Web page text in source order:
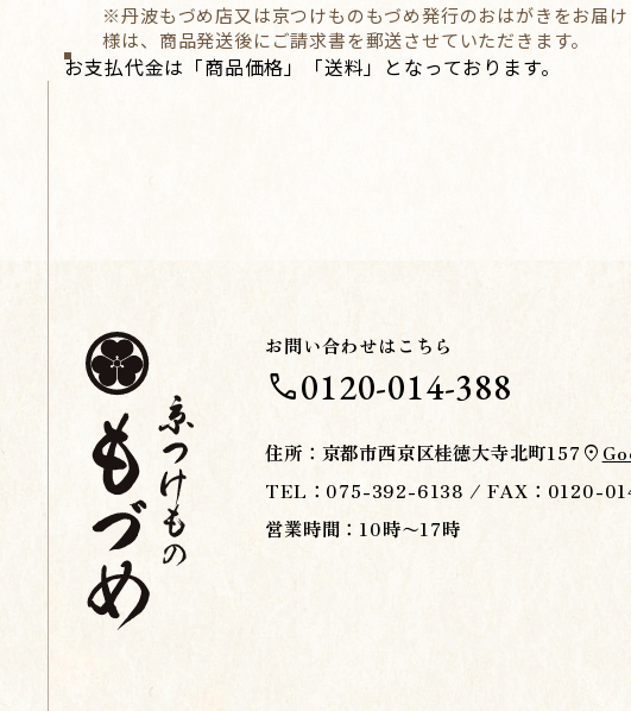
※丹波もづめ店又は京つけものもづめ発行のおはがきをお届
様は、商品発送後にご請求書を郵送させていただきます。
お支払代金は「商品価格」「送料」となっております。
お問い合わせはこちら
call0120-014-388
住所： 京都市西京区桂徳大寺北町157 location_on
TEL：075-392-6138 / FAX：0120-
営業時間：10時〜17時